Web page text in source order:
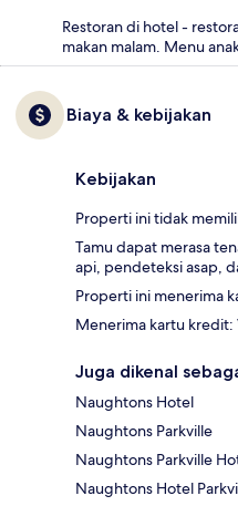
Restoran di hotel -
makan malam. Menu
Biaya & kebijakan
Kebijakan
Properti ini tidak
Tamu dapat merasa
api, pendeteksi asap,
Properti ini menerima
Menerima kartu kredit:
Juga dikenal
Naughtons Hotel
Naughtons Parkville
Naughtons Parkville
Naughtons Hotel